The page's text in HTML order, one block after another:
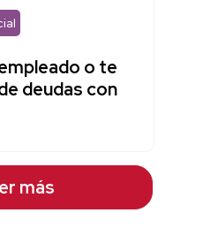
o te
deudas con
más